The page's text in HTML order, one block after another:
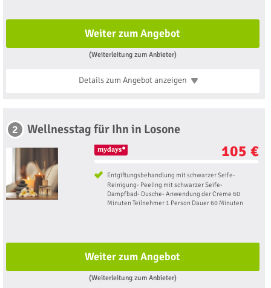
Weiter zum Angebot
(Weiterleitung zum Anbieter)
Details zum Angebotanzeigen
2 Wellnesstag für Ihn in Losone
105 €
Entgiftungsbehandlung mit schwarzer Seife-
Reinigung- Peeling mit schwarzer Seife-
Dampfbad- Dusche- Anwendung der Creme 60
Minuten Teilnehmer 1 Person Dauer 60 Minuten
Weiter zum Angebot
(Weiterleitung zum Anbieter)